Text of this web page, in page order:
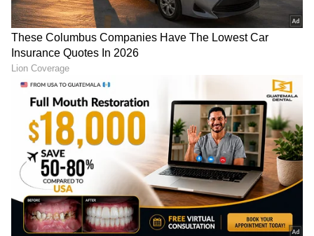
ಕಾರ್ಯಕ್ರಮಗಳು ( Kannada TV Shows), ಸೆಲೆಬ್ರಿಟಿ
ಸುದ್ದಿಗಳು ಮತ್ತು ಇತ್ತೀಚಿನ ಸುದ್ದಿಗಳಿಗಾಗಿ ಏಷ್ಯಾನೆಟ್
ಸುವರ್ಣ ನ್ಯೂಸ್‌ನಲ್ಲಿ ಮನರಂಜನಾ ವಿಭಾಗ ನೋಡಿ.
ಸಿನಿಮಾ ವಿಮರ್ಶೆಗಳು (
ತಾರೆಯರ ಸಂದರ್ಶನಗಳು, ಧಾರಾವಾಹಿ ಅಪ್‌ಡೇಟ್ಸ್‌,
ತೆರೆಮರೆಯ ಕಥೆಗಳು,OTT ರಿಲೀಸ್‌ಗಳ ಬಗ್ಗೆ
ಮಾಹಿತಿಯೂ ಇಲ್ಲಿದೆ.
ABOUT THE AUTHOR
SK
Sathish Kumar KH
ವಿಜಯನಗರ ಜಿಲ್ಲೆ ಕಂದಗಲ್‌ಪುರ ಗ್ರಾಮದವನು ಮೂಲತಃ ಶಿಕ್ಷಕ.
ಆದರೆ, ಆಕರ್ಷಿಸಿದ್ದು ಪತ್ರಿಕೋದ್ಯಮ. ಎಂಟು ವರ್ಷಗಳಿಂದ
ಪ್ರಜಾವಾಣಿ, ವಿಜಯವಾಣಿ ನಂತರ ಇದೀಗ ಏಷ್ಯಾನೆಟ್ ಕನ್ನಡದಲ್ಲಿ